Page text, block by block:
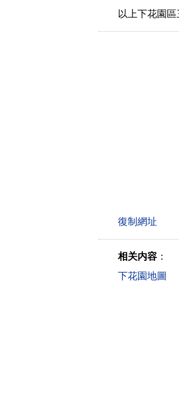
以上下花園
相关内容 ：
下花園地圖